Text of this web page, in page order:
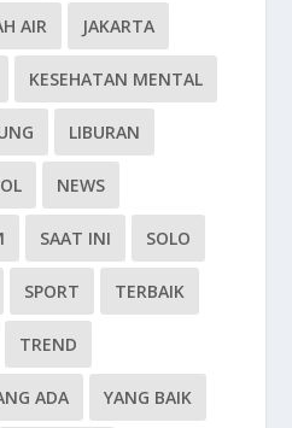
AIR JAKARTA
KESEHATAN MENTAL
LIBURAN
NEWS
SAAT INI SOLO
SPORT TERBAIK
TREND
ADA YANG BAIK